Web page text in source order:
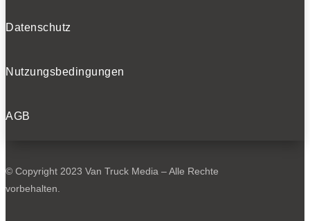
Datenschutz
Nutzungsbedingungen
AGB
© Copyright 2023 Van Truck Media – Alle Rechte
vorbehalten.